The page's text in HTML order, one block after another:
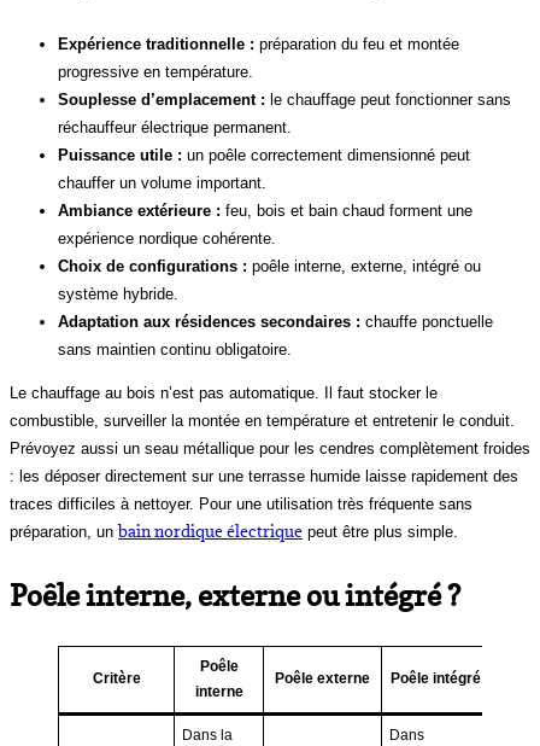
Expérience traditionnelle : préparation du feu et montée
progressive en température.
Souplesse d’emplacement : le chauffage peut fonctionner sans
réchauffeur électrique permanent.
Puissance utile : un poêle correctement dimensionné peut
chauffer un volume important.
Ambiance extérieure : feu, bois et bain chaud forment une
expérience nordique cohérente.
Choix de configurations : poêle interne, externe, intégré ou
système hybride.
Adaptation aux résidences secondaires : chauffe ponctuelle
sans maintien continu obligatoire.
Le chauffage au bois n’est pas automatique. Il faut stocker le
combustible, surveiller la montée en température et entretenir le conduit.
Prévoyez aussi un seau métallique pour les cendres complètement froides
: les déposer directement sur une terrasse humide laisse rapidement des
traces difficiles à nettoyer. Pour une utilisation très fréquente sans
préparation, un bain nordique électrique peut être plus simple.
Poêle interne, externe ou intégré ?
Critère
Poêle
interne
Poêle externe Poêle intégré
Dans la
Dans